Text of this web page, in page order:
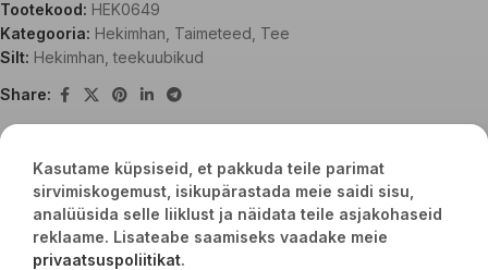
Tootekood: HEK0649
Kategooria: Hekimhan Taimeteed Tee
Silt: Hekimhan teekuubikud
Share:
Seotud tooted
Kasutame küpsiseid, et pakkuda teile parimat
sirvimiskogemust, isikupärastada meie saidi sisu,
analüüsida selle liiklust ja näidata teile asjakohaseid
reklaame. Lisateabe saamiseks vaadake meie
privaatsuspoliitikat.